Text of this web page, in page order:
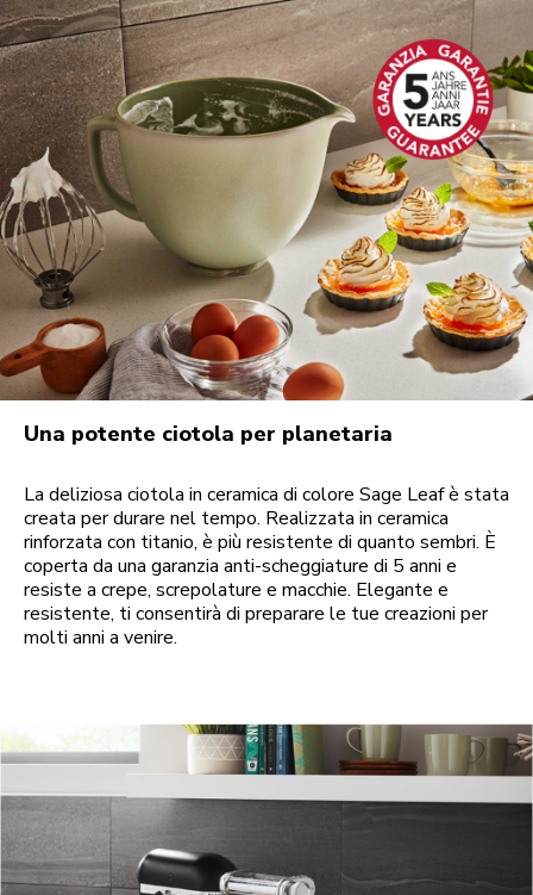
Una potente ciotola per planetaria
La deliziosa ciotola in ceramica di colore Sage Leaf è stata
creata per durare nel tempo. Realizzata in ceramica
rinforzata con titanio, è più resistente di quanto sembri. È
coperta da una garanzia anti-scheggiature di 5 anni e
resiste a crepe, screpolature e macchie. Elegante e
resistente, ti consentirà di preparare le tue creazioni per
molti anni a venire.